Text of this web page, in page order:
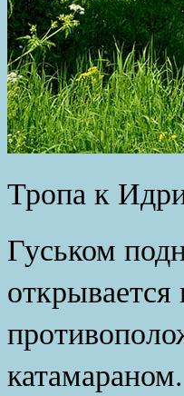
Тропа к
Гуськом
катамараном.